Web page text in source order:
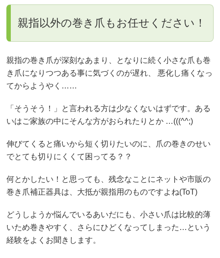
親指以外の巻き爪もお任せください！
親指の巻き爪が深刻なあまり、となりに続く小さな爪も巻
き爪になりつつある事に気づくのが遅れ、 悪化し痛くなっ
てからようやく……
「そうそう！」と言われる方は少なくないはずです。ある
いはご家族の中にそんな方がおられたりとか …(((^^;)
伸びてくると痛いから短く切りたいのに、爪の巻きのせい
でとても切りにくくて困ってる？？
何とかしたい！と思っても、残念なことにネットや市販の
巻き爪補正器具は、大抵が親指用のものですよね(ToT)
どうしようか悩んでいるあいだにも、小さい爪は比較的薄
いため巻きやすく、さらにひどくなってしまった…という
経験をよくお聞きします。